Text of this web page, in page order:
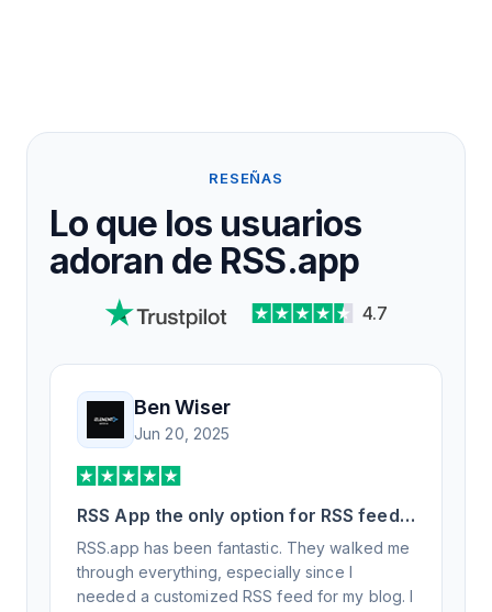
RESEÑAS
Lo que los usuarios
adoran de RSS.app
4.7
Ben Wiser
Jun 20, 2025
RSS App the only option for RSS feed
generation
RSS.app has been fantastic. They walked me
through everything, especially since I
needed a customized RSS feed for my blog. I